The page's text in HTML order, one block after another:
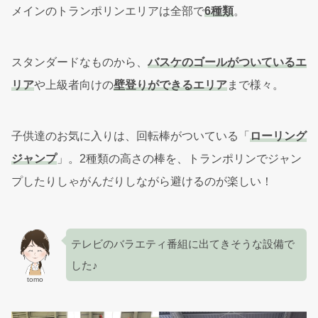
メインのトランポリンエリアは全部で6種類。
スタンダードなものから、 バスケのゴールがついているエ
リアや上級者向けの壁登りができるエリアまで様々。
子供達のお気に入りは、回転棒がついている「 ローリング
ジャンプ」。2種類の高さの棒を、トランポリンでジャン
プしたりしゃがんだりしながら避けるのが楽しい！
tomo
テレビのバラエティ番組に出てきそうな設備で
した♪